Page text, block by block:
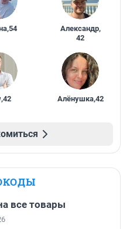
,54 Александр,
42
,42 Алёнушка,42
все товары